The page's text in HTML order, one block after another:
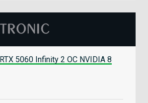
5060 Infinity 2 OC NVIDIA 8